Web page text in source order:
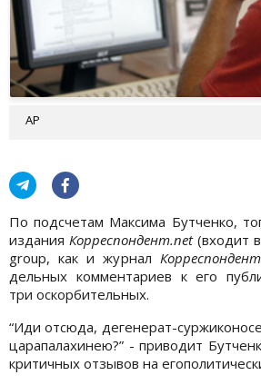
АР
По подсчетам Максима Бутченко,
издания Корреспондент.net(входит
group, как и журнал Корреспондент
дельных комментариев к его
три оскорбительных.
“Иди отсюда, дегенерат-
царапалахинею?” - приводит
критичных отзывов на